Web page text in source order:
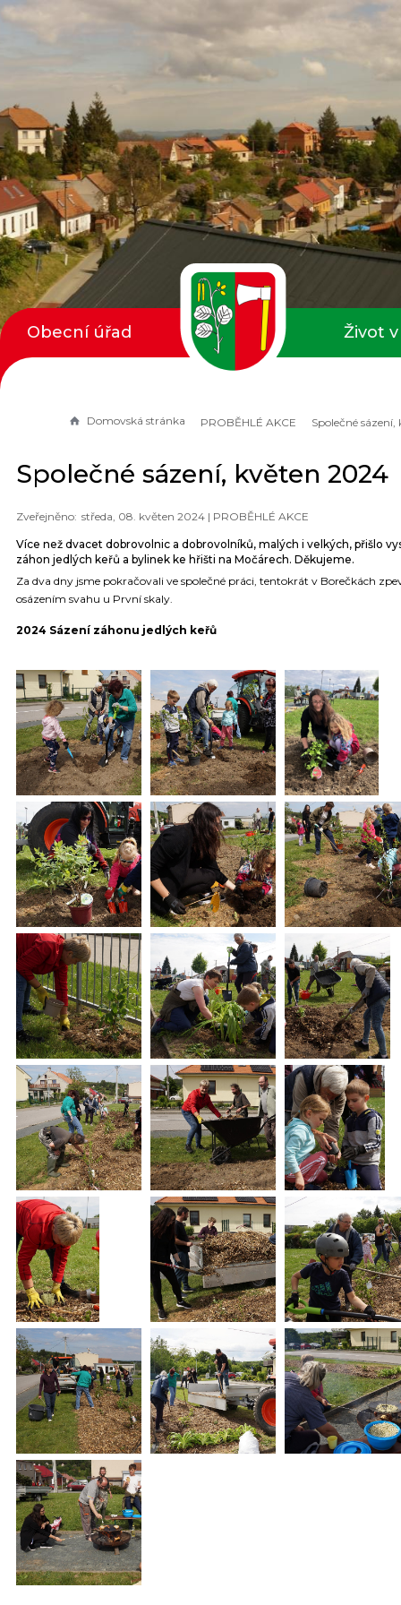
Domovská stránka PROBĚHLÉ AKCE
Společné sázení, květen 2024
středa, 08. květen 2024 | PROBĚHLÉ AKCE
Více než dvacet dobrovolnic a dobrovolníků, malých i velkých, přišlo
záhon jedlých keřů a bylinek ke hřišti na Močárech. Děkujeme.
Za dva dny jsme pokračovali ve společné práci, tentokrát v Borečkách
osázením svahu u První skaly.
2024 Sázení záhonu jedlých keřů
Obecní úřad Život